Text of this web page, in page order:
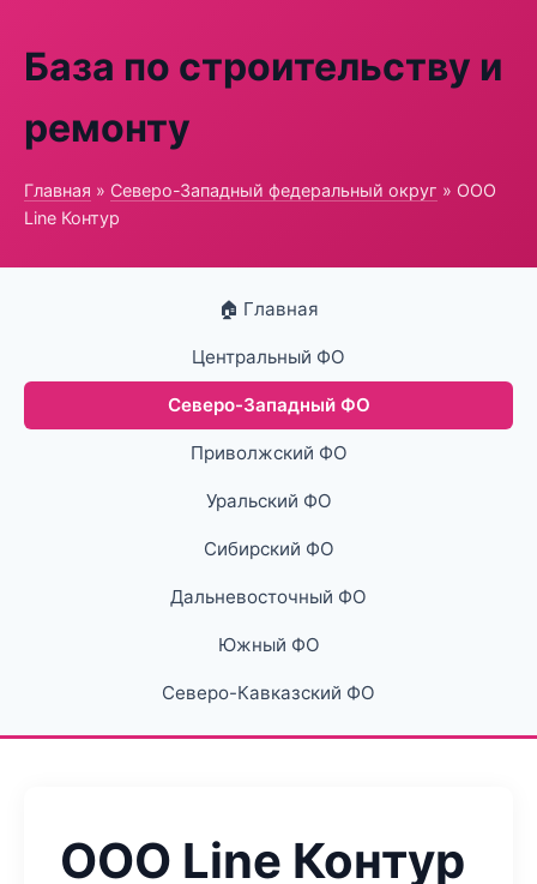
База по строительству и
ремонту
Главная » Северо-Западный федеральный округ » ООО
Line Контур
🏠 Главная
Центральный ФО
Северо-Западный ФО
Приволжский ФО
Уральский ФО
Сибирский ФО
Дальневосточный ФО
Южный ФО
Северо-Кавказский ФО
ООО Line Контур